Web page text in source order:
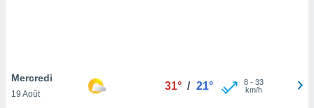
pas
de
Mercredi
19 Août
31° / 21° 8- 33
km/h